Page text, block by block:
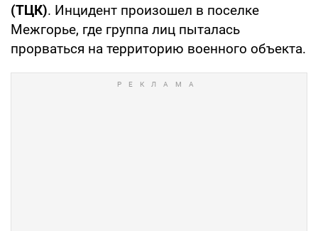
(ТЦК). Инцидент произошел в поселке
Межгорье, где группа лиц пыталась
прорваться на территорию военного объекта.